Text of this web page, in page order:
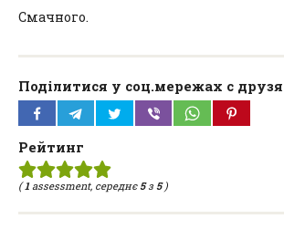
Смачного.
Поділитися у соц.мережах с
Рейтинг
(1assessment, середнє5з 5)